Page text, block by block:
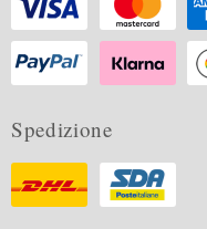
Spedizione